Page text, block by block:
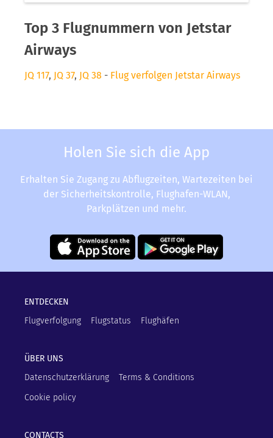
Top 3 Flugnummern von Jetstar
Airways
JQ 117, JQ 37, JQ 38 - Flug verfolgen Jetstar Airways
Holen Sie sich die App
Erhalten Sie Zugang zu Abflugzeiten, Wartezeiten bei
der Sicherheitskontrolle, Flughafen-WLAN,
Parkplätzen und mehr.
ENTDECKEN
Flugverfolgung
Flugstatus Flughäfen
ÜBER UNS
Datenschutzerklärung
Terms & Conditions
Cookie policy
CONTACTS